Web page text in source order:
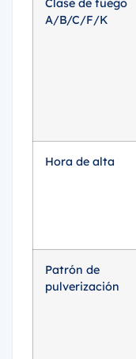
Clase de fuego
A/B/C/F/K
Hora de alta
Patrón de
pulverización